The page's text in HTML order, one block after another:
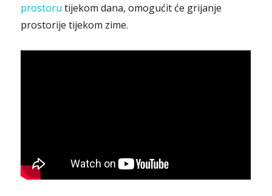
prostoru tijekom dana, omogućit će grijanje
prostorije tijekom zime.